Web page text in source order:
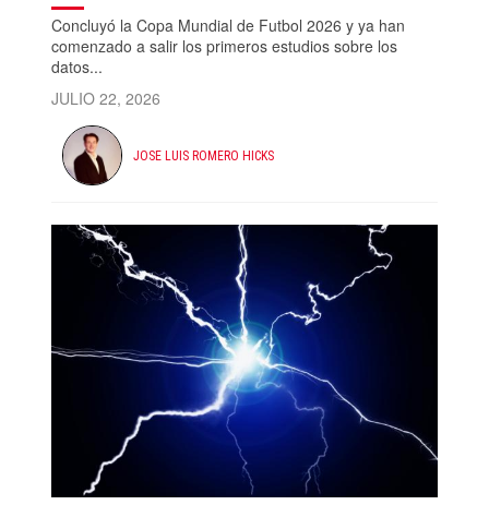
Concluyó la Copa Mundial de Futbol 2026 y ya han
comenzado a salir los primeros estudios sobre los
datos...
JULIO 22, 2026
JOSE LUIS ROMERO HICKS